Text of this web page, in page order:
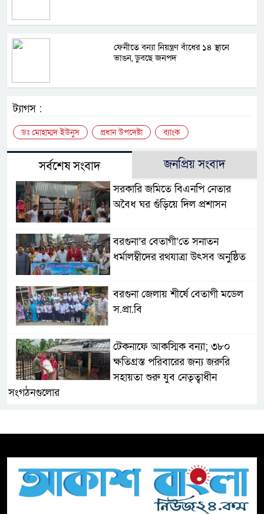
ফেনীতে বন্যা নিয়ন্ত্রণ বাঁধের ১৪ স্থানে
ভাঙন, ডুবছে জনপদ
ট্যাগস :
ডঃ মোহাম্মদ ইউনুস প্রধান উপদেষ্টা ব্যাংক
সর্বশেষ সংবাদ জনপ্রিয় সংবাদ
সরকারি জমিতে বিএনপি নেতার
অবৈধ ঘর গুঁড়িয়ে দিল প্রশাসন
বরগুনা’র বেতাগী’তে সনাতন
ধর্মালম্বীদের রথযাত্রা উৎসব অনুষ্ঠিত
বরগুনা জেলায় শীর্ষে বেতাগী মডেল
স.প্রা.বি
টেকনাফে আকস্মিক বন্যা; ৩৮০
ক্ষতিগ্রস্ত পরিবারের জন্য জরুরি
সহায়তা শুরু যুব নেতৃত্বাধীন
সংগঠনগুলোর
টিকটকে অশালীন কনটেন্ট ও অনলাইন
হয়রানির অভিযোগে ব্রাহ্মণবাড়িয়ায়